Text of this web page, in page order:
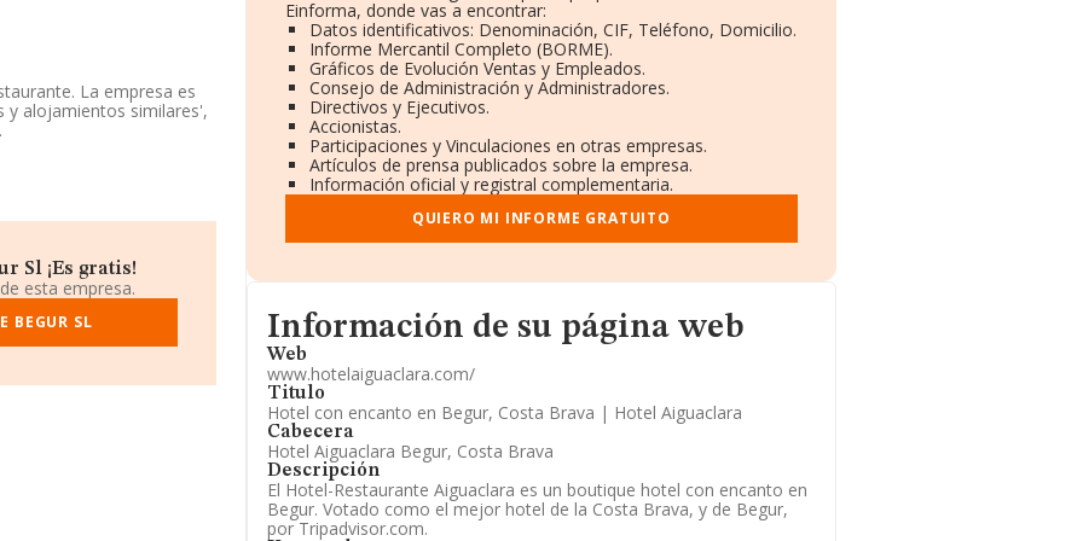
La empresa es
y alojamientos similares',
al 2023 y teniendo
perdido 245 puestos en
en el ranking del
Cano S.L; en
de sectores son
12.795 puestos,
de compañías
Sl ¡Es gratis!
esta empresa.
BEGUR SL
Einforma, donde vas a encontrar:
Datos identificativos: Denominación, CIF, Teléfono, Domicilio.
Informe Mercantil Completo (BORME).
Gráficos de Evolución Ventas y Empleados.
Consejo de Administración y Administradores.
Directivos y Ejecutivos.
Accionistas.
Participaciones y Vinculaciones en otras empresas.
Artículos de prensa publicados sobre la empresa.
Información oficial y registral complementaria.
QUIERO MI INFORME GRATUITO
Informacion de su página web
Información de su página web
Web
www.hotelaiguaclara.com/
Titulo
Hotel con encanto en Begur, Costa Brava | Hotel Aiguaclara
Cabecera
Hotel Aiguaclara Begur, Costa Brava
Descripción
El Hotel-Restaurante Aiguaclara es un boutique hotel con encanto en
Begur. Votado como el mejor hotel de la Costa Brava, y de Begur,
por Tripadvisor.com.